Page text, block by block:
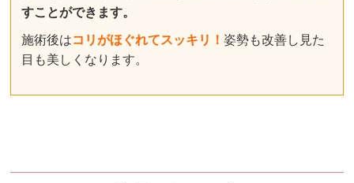
すことができます。
施術後はコリがほぐれてスッキリ！姿勢も改善し見た
目も美しくなります。